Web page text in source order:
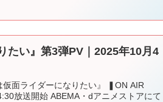
たい』第3弾PV｜2025年10月4
面ライダーになりたい』 ❚ON AIR
放送開始 ABEMA・dアニメストアにて